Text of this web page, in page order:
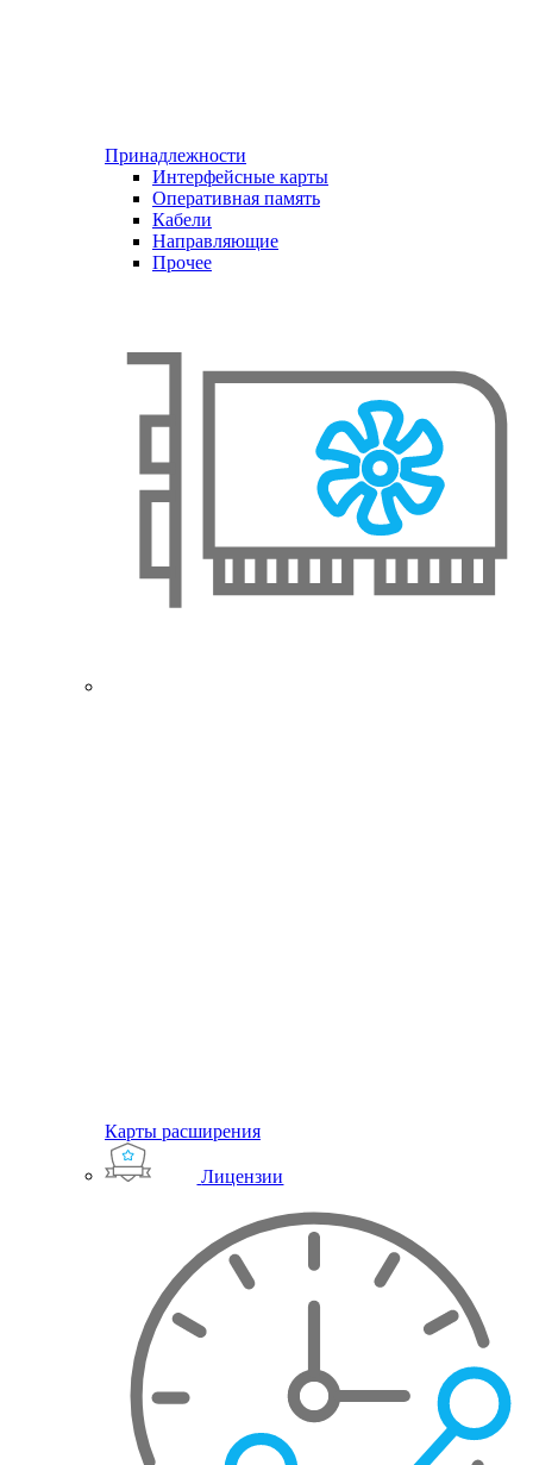
Принадлежности
Интерфейсные карты
Оперативная память
Кабели
Направляющие
Прочее
Карты расширения
Лицензии